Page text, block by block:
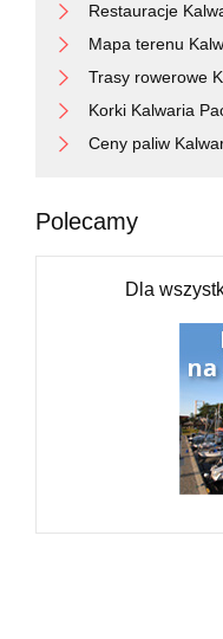
Restauracje
Mapa terenu
Trasy rowerowe
Korki Kalwaria
Ceny paliw
Polecamy
Dla